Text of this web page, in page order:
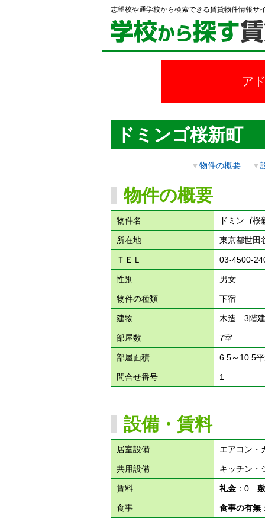
志望校や通学校から検索できる賃貸物件情報サ
ア
ドミンゴ桜新町
▼物件の概要 ▼
物件の概要
物件名 ドミンゴ桜
所在地 東京都世田
ＴＥＬ 03-4500-
性別 男女
物件の種類 下宿
建物 木造 3階
部屋数 7室
部屋面積 6.5～10.5
問合せ番号 1
設備・賃料
居室設備 エアコン・
共用設備 キッチン・
賃料 礼金：0
食事 食事の有無